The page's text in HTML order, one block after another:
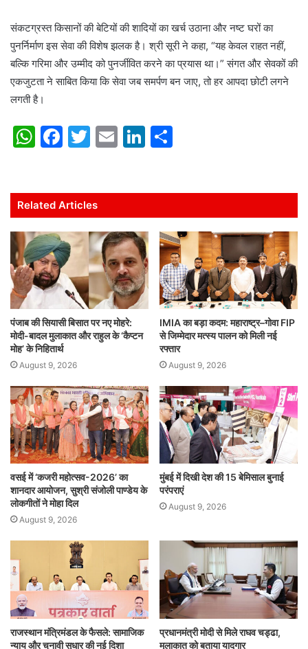
संकटग्रस्त किसानों की बेटियों की शादियों का खर्च उठाना और नष्ट घरों का
पुनर्निर्माण इस सेवा की विशेष झलक है। श्री सूरी ने कहा, “यह केवल राहत नहीं,
बल्कि गरिमा और उम्मीद को पुनर्जीवित करने का प्रयास था।” संगत और सेवकों की
एकजुटता ने साबित किया कि सेवा जब समर्पण बन जाए, तो हर आपदा छोटी लगने
लगती है।
W
s
A
p
p
F
e
b
o
o
k
T
er
E
l
Li
e
dI
n
e
Related Articles
पंजाब की सियासी बिसात पर नए मोहरे:
मोदी-बादल मुलाकात और राहुल के ‘कैप्टन
मोह’ के निहितार्थ
August 9, 2026
IMIA का बड़ा कदम: महाराष्ट्र–गोवा FIP
से जिम्मेदार मत्स्य पालन को मिली नई
रफ्तार
August 9, 2026
वसई में ‘कजरी महोत्सव-2026’ का
शानदार आयोजन, सुश्री संजोली पाण्डेय के
लोकगीतों ने मोहा दिल
August 9, 2026
मुंबई में दिखी देश की 15 बेमिसाल बुनाई
परंपराएं
August 9, 2026
राजस्थान मंत्रिमंडल के फैसले: सामाजिक
न्याय और चुनावी सुधार की नई दिशा
प्रधानमंत्री मोदी से मिले राघव चड्ढा,
मुलाकात को बताया यादगार